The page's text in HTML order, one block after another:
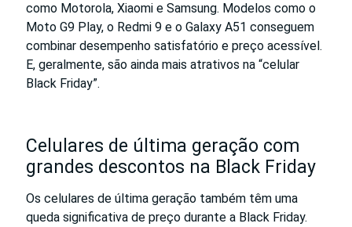
como Motorola, Xiaomi e Samsung. Modelos como o
Moto G9 Play, o Redmi 9 e o Galaxy A51 conseguem
combinar desempenho satisfatório e preço acessível.
E, geralmente, são ainda mais atrativos na “celular
Black Friday”.
Celulares de última geração com
grandes descontos na Black Friday
Os celulares de última geração também têm uma
queda significativa de preço durante a Black Friday.